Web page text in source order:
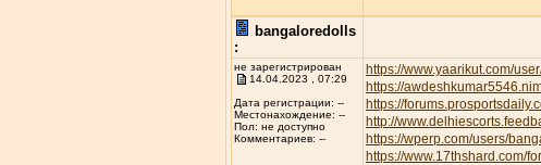
bangaloredolls
:
не зарегистрирован
14.04.2023 , 07:29
Дата регистрации: --
Местонахождение: --
Пол: не доступно
Комментариев: --
https://www.yaarikut.com/
https://
https://
http://
https://wperp.com/users/
https://www.17thshard.com/